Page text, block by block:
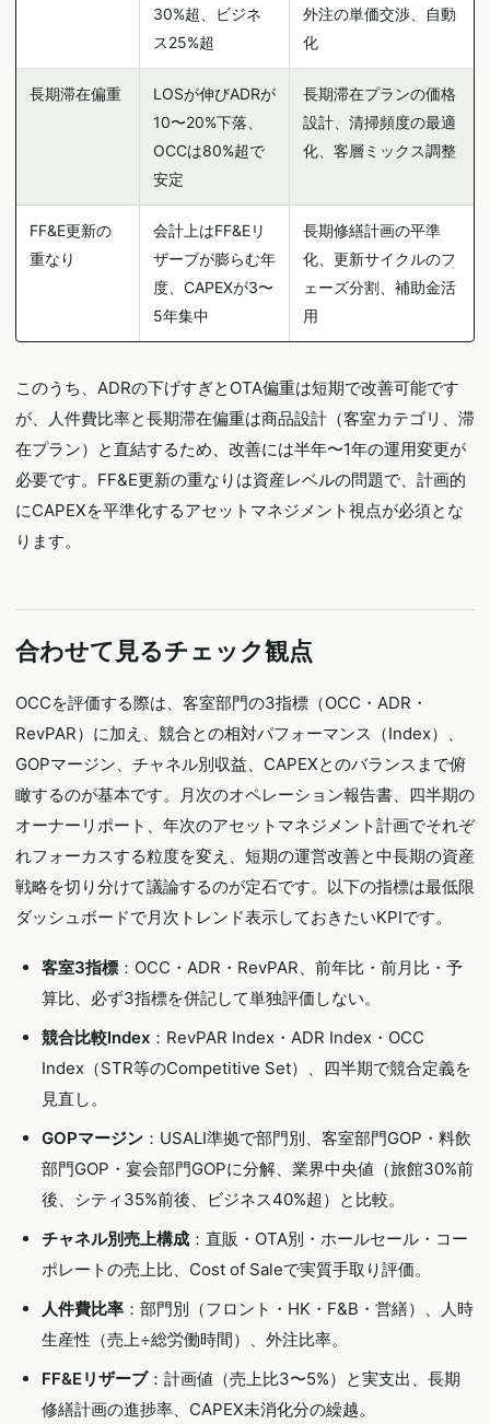
30%超、ビジネ
ス25%超
外注の単価交渉、自動
化
長期滞在偏重
LOSが伸びADRが
10〜20%下落、
OCCは80%超で
安定
長期滞在プランの価格
設計、清掃頻度の最適
化、客層ミックス調整
FF&E更新の
重なり
会計上はFF&Eリ
ザーブが膨らむ年
度、CAPEXが3〜
5年集中
長期修繕計画の平準
化、更新サイクルのフ
ェーズ分割、補助金活
用
このうち、ADRの下げすぎとOTA偏重は短期で改善可能です
が、人件費比率と長期滞在偏重は商品設計（客室カテゴリ、滞
在プラン）と直結するため、改善には半年〜1年の運用変更が
必要です。FF&E更新の重なりは資産レベルの問題で、計画的
にCAPEXを平準化するアセットマネジメント視点が必須とな
ります。
合わせて見るチェック観点
OCCを評価する際は、客室部門の3指標（OCC・ADR・
RevPAR）に加え、競合との相対パフォーマンス（Index）、
GOPマージン、チャネル別収益、CAPEXとのバランスまで俯
瞰するのが基本です。月次のオペレーション報告書、四半期の
オーナーリポート、年次のアセットマネジメント計画でそれぞ
れフォーカスする粒度を変え、短期の運営改善と中長期の資産
戦略を切り分けて議論するのが定石です。以下の指標は最低限
ダッシュボードで月次トレンド表示しておきたいKPIです。
客室3指標 ：OCC・ADR・RevPAR、前年比・前月比・予
算比、必ず3指標を併記して単独評価しない。
競合比較Index ：RevPAR Index・ADR Index・OCC
Index（STR等のCompetitive Set）、四半期で競合定義を
見直し。
GOPマージン ：USALI準拠で部門別、客室部門GOP・料飲
部門GOP・宴会部門GOPに分解、業界中央値（旅館30%前
後、シティ35%前後、ビジネス40%超）と比較。
チャネル別売上構成 ：直販・OTA別・ホールセール・コー
ポレートの売上比、Cost of Saleで実質手取り評価。
人件費比率 ：部門別（フロント・HK・F&B・営繕）、人時
生産性（売上÷総労働時間）、外注比率。
FF&Eリザーブ：計画値（売上比3〜5%）と実支出、長期
修繕計画の進捗率、CAPEX未消化分の繰越。